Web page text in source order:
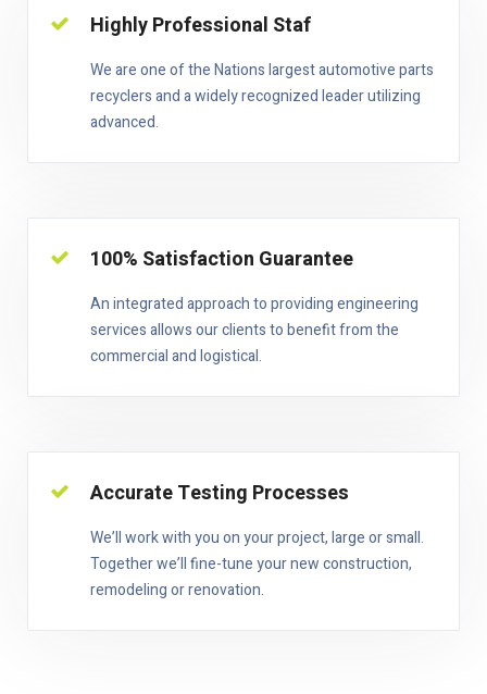
Highly Professional Staf
We are one of the Nations largest automotive parts
recyclers and a widely recognized leader utilizing
advanced.
100% Satisfaction Guarantee
An integrated approach to providing engineering
services allows our clients to benefit from the
commercial and logistical.
Accurate Testing Processes
We’ll work with you on your project, large or small.
Together we’ll fine-tune your new construction,
remodeling or renovation.